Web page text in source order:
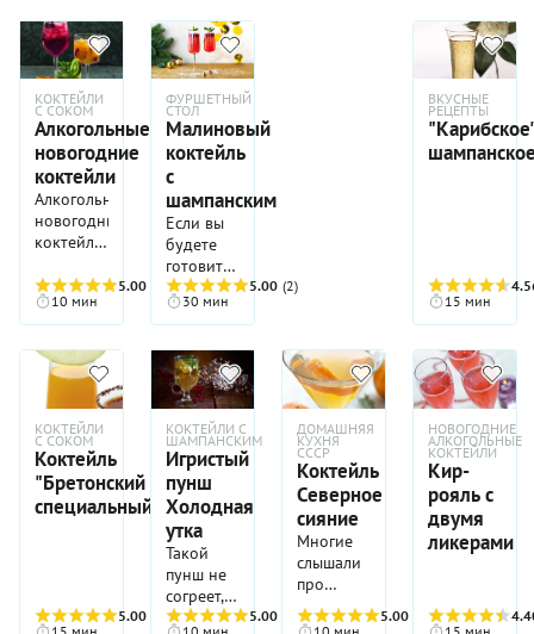
КОКТЕЙЛИ
С СОКОМ
Алкогольные
новогодние
коктейли
Алкогольные
новогодние
коктейли
основе
самого
праздничного
напитка
шампанского,
создадут
на вашей
вечеринке
незабываемую
атмосферу.
И дело
«веселящем»
действии,
5.00
(4)
10 мин
ФУРШЕТНЫЙ
СТОЛ
Малиновый
коктейль
с
шампанским
Если вы
будете
готовить
коктейль
в
бокалах-
флейтах,
вам
нужно
уменьшить
пропорции.
Исходите
из того,
что на 2
части
вам
нужна 1
5.00 (2)
30 мин
ВКУСНЫЕ
РЕЦЕПТЫ
"Карибское"
15 мин
КОКТЕЙЛИ
С СОКОМ
Коктейль
"Бретонский
специальный"
5.00
(4)
КОКТЕЙЛИ С
ШАМПАНСКИМ
Игристый
пунш
Холодная
утка
Такой
пунш не
согреет,
но
5.00
(2)
ДОМАШНЯЯ
КУХНЯ
СССР
Коктейль
Северное
сияние
Многие
слышали
про
народный
рецепт
5.00
(4)
НОВОГОДНИЕ
АЛКОГОЛЬНЫЕ
КОКТЕЙЛИ
Кир-
рояль с
двумя
ликерами